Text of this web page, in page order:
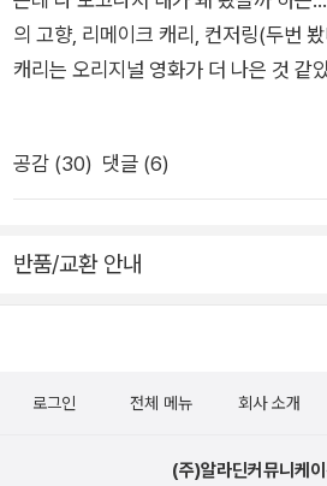
했다. 그러던 중 달님은 노랑모자의 집
귀신 놀이터를 지나 바깥 해안도로에
숨겨진 듯한 위치해 있었다. 그곳에서
는 슈가맨을 만나게 되었고, 스스로를
온 아이들이라는 알 수 없는 이야기를
짜 엄마 뱃속에서 살았었어. 그런데 어
깜빡깜빡했어. 그런데 이렇게 생긴 길
어. 그리고 덤벼들었어. 나한테. 정말
난 쇠 괴물에게서 도망쳤어. 하지만 잡
을 찾은 오렌지 병원의 박 간호사는 애
에 너무 힘든일이고 어떤 결정이 오른
이 다르게 생각되다보니 너무 혼란스럽
답도 해결을 차지 못하니 더욱 난감할
금 무슨일이 벌어 지고 있는 걸까?이야
라 무언의 메시지.​가슴 깊은 곳에서 오
눈물을 흘리고 말았다.​'톡톡톡'은 작은
만 신비롭게 전개되는 스토리와 ,친구
알 수 있듯이 이는 원작자의 본래 의도
까닭이다. 글로 쓰인 작품을 실재로 만
의도하지 않았든 왜곡이 생겨날 수밖에
노블은 조지 R. R. 마틴이 머릿속에 그
집중하여 왜곡을 최소화한 결과물이
자음과모음 청소년문학상 수상작. 잉
해결 불가능한 인류학적 과제이다. 작
시킨다. 해체되어버린 아이들의 영혼
속으로 들어가게 해놓은 것이 놀라울
신선하지 않을 수 있는 소재를 너무나
공감 (30) 댓글 (6)
반품/교환 안내
로그인 전체 메뉴 회사 소개
(주)알라딘커뮤니케